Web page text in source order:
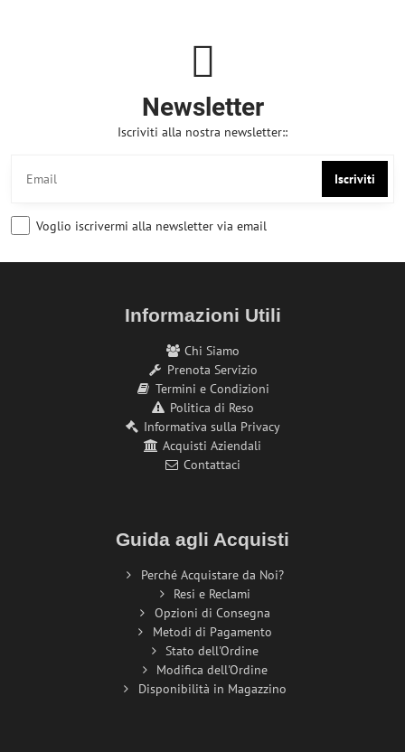
Newsletter
Iscriviti alla nostra newsletter::
Iscriviti
Voglio iscrivermi alla newsletter via email
Informazioni Utili
Chi Siamo
Prenota Servizio
Termini e Condizioni
Politica di Reso
Informativa sulla Privacy
Acquisti Aziendali
Contattaci
Guida agli Acquisti
Perché Acquistare da Noi?
Resi e Reclami
Opzioni di Consegna
Metodi di Pagamento
Stato dell'Ordine
Modifica dell'Ordine
Disponibilità in Magazzino